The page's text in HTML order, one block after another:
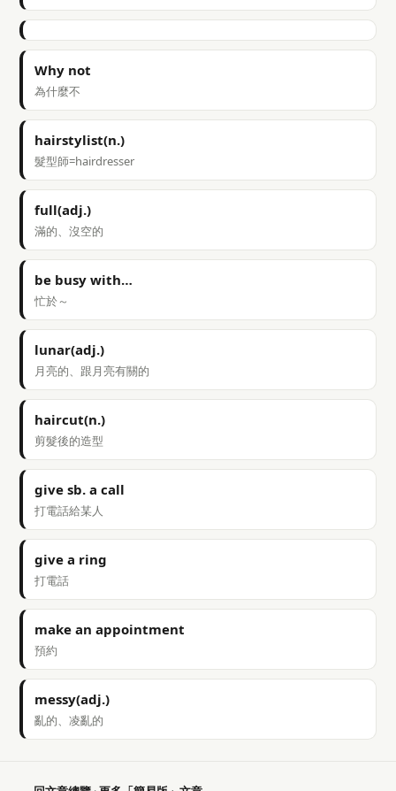
Why not
為什麼不
hairstylist(n.)
髮型師=hairdresser
full(adj.)
滿的、沒空的
be busy with…
忙於～
lunar(adj.)
月亮的、跟月亮有關的
haircut(n.)
剪髮後的造型
give sb. a call
打電話給某人
give a ring
打電話
make an appointment
預約
messy(adj.)
亂的、凌亂的